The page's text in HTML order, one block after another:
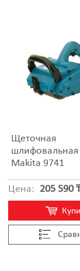
Щеточная
Makita 9741
Цена: 205 590